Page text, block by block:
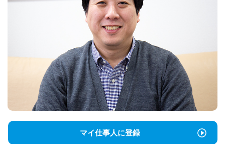
マイ仕事人に登録